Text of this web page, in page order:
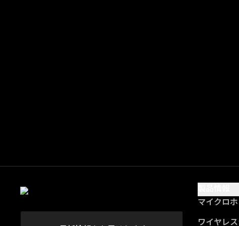
マイクロ
ワイヤレ